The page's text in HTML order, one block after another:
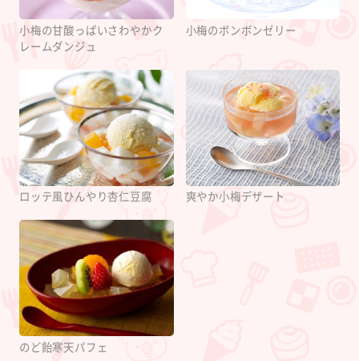
小梅の甘酸っぱいさわやかク
レームダンジュ
小梅のボンボンゼリー
ロッテ風ひんやり杏仁豆腐 爽やか小梅デザート
のど飴寒天パフェ